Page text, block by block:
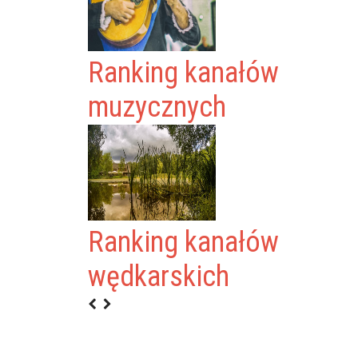
Ranking kanałów
muzycznych
Ranking kanałów
wędkarskich